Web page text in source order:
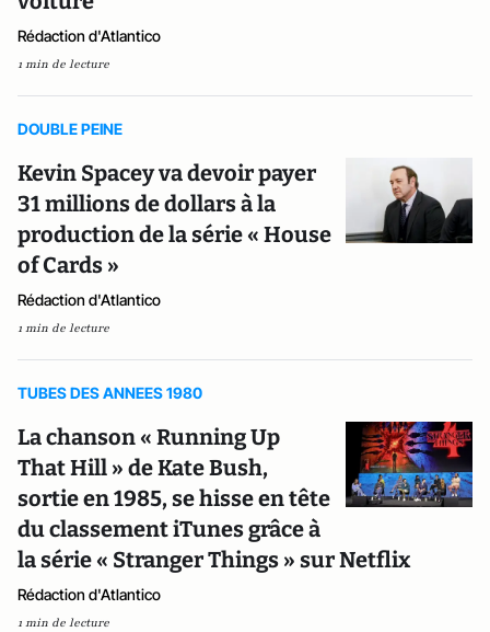
Rédaction d'Atlantico
1 min de lecture
DOUBLE PEINE
Kevin Spacey va devoir payer
31 millions de dollars à la
production de la série « House
of Cards »
Rédaction d'Atlantico
1 min de lecture
TUBES DES ANNEES 1980
La chanson « Running Up
That Hill » de Kate Bush,
sortie en 1985, se hisse en tête
du classement iTunes grâce à
la série « Stranger Things » sur Netflix
Rédaction d'Atlantico
1 min de lecture